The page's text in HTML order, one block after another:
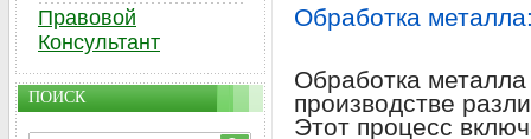
Обработка
Обработка
производстве
Этот процесс
Правовой
Консультант
ПОИСК